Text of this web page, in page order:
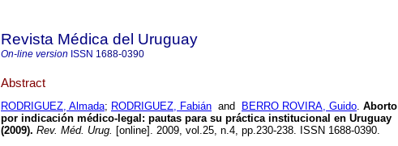
Revista Médica del Uruguay
On-line version ISSN 1688-0390
Abstract
RODRIGUEZ, Almada; RODRIGUEZ, Fabián and BERRO ROVIRA, Guido. Aborto
por indicación médico-legal : pautas para su práctica institucional en Uruguay
(2009). Rev. Méd. Urug. [online]. 2009, vol.25, n.4, pp.230-238. ISSN 1688-0390.